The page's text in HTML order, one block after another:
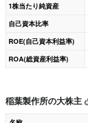
1株当たり純資産
自己資本比率
ROE(自己資本利益率)
ROA(総資産利益率)
稲葉製作所の大株主